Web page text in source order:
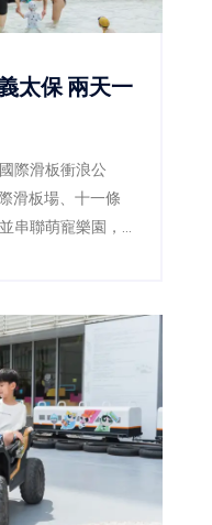
兩天一
際滑板衝浪公
滑板場、十一條
串聯萌寵樂園，